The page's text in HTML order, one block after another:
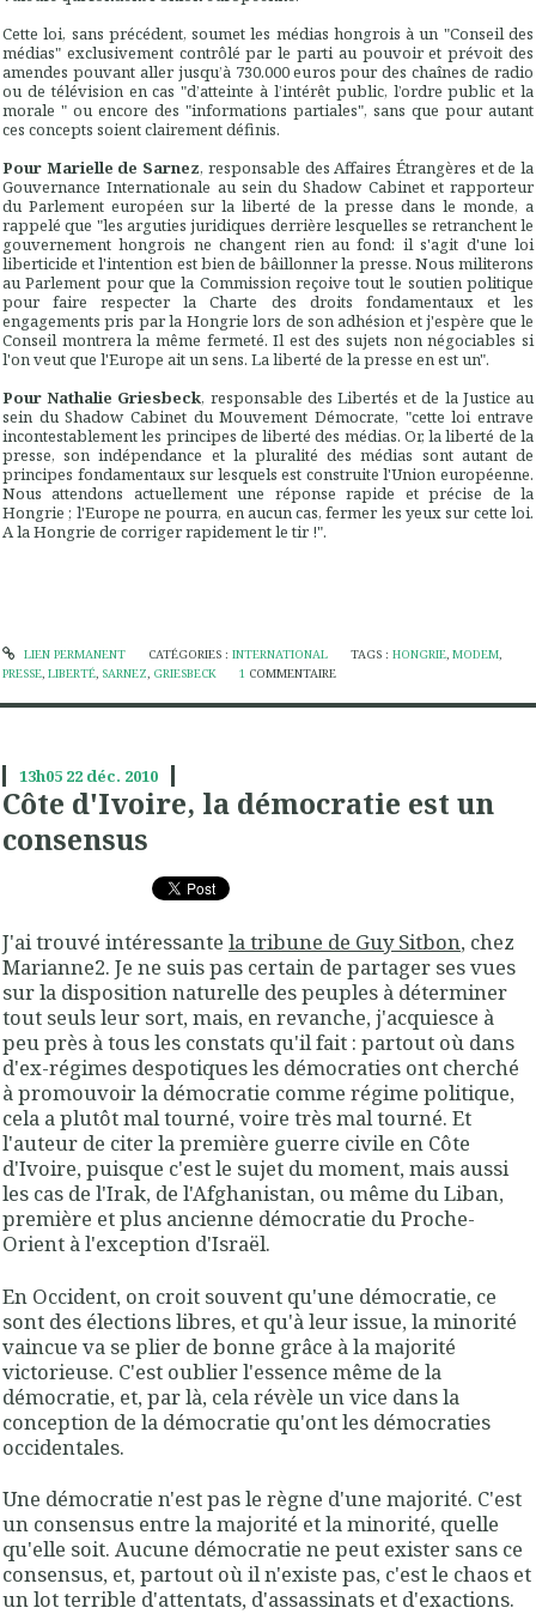
Cette loi, sans précédent, soumet les médias hongrois à un "Conseil des
médias" exclusivement contrôlé par le parti au pouvoir et prévoit des
amendes pouvant aller jusqu’à 730.000 euros pour des chaînes de radio
ou de télévision en cas "d’atteinte à l’intérêt public, l’ordre public et la
morale " ou encore des "informations partiales", sans que pour autant
ces concepts soient clairement définis.
Pour Marielle de Sarnez, responsable des Affaires Étrangères et de la
Gouvernance Internationale au sein du Shadow Cabinet et rapporteur
du Parlement européen sur la liberté de la presse dans le monde, a
rappelé que "les arguties juridiques derrière lesquelles se retranchent le
gouvernement hongrois ne changent rien au fond: il s'agit d'une loi
liberticide et l'intention est bien de bâillonner la presse. Nous militerons
au Parlement pour que la Commission reçoive tout le soutien politique
pour faire respecter la Charte des droits fondamentaux et les
engagements pris par la Hongrie lors de son adhésion et j'espère que le
Conseil montrera la même fermeté. Il est des sujets non négociables si
l'on veut que l'Europe ait un sens. La liberté de la presse en est un".
Pour Nathalie Griesbeck, responsable des Libertés et de la Justice au
sein du Shadow Cabinet du Mouvement Démocrate, "cette loi entrave
incontestablement les principes de liberté des médias. Or, la liberté de la
presse, son indépendance et la pluralité des médias sont autant de
principes fondamentaux sur lesquels est construite l'Union européenne.
Nous attendons actuellement une réponse rapide et précise de la
Hongrie ; l'Europe ne pourra, en aucun cas, fermer les yeux sur cette loi.
A la Hongrie de corriger rapidement le tir !".
LIEN PERMANENT CATÉGORIES : INTERNATIONAL TAGS :HONGRIE,MODEM,
PRESSE, LIBERTÉ, SARNEZ, GRIESBECK 1 COMMENTAIRE
13h05 22 déc. 2010
Côte d'Ivoire, la démocratie est un
consensus
J'ai trouvé intéressante la tribune de Guy Sitbon, chez
Marianne2. Je ne suis pas certain de partager ses vues
sur la disposition naturelle des peuples à déterminer
tout seuls leur sort, mais, en revanche, j'acquiesce à
peu près à tous les constats qu'il fait : partout où dans
d'ex-régimes despotiques les démocraties ont cherché
à promouvoir la démocratie comme régime politique,
cela a plutôt mal tourné, voire très mal tourné. Et
l'auteur de citer la première guerre civile en Côte
d'Ivoire, puisque c'est le sujet du moment, mais aussi
les cas de l'Irak, de l'Afghanistan, ou même du Liban,
première et plus ancienne démocratie du Proche-
Orient à l'exception d'Israël.
En Occident, on croit souvent qu'une démocratie, ce
sont des élections libres, et qu'à leur issue, la minorité
vaincue va se plier de bonne grâce à la majorité
victorieuse. C'est oublier l'essence même de la
démocratie, et, par là, cela révèle un vice dans la
conception de la démocratie qu'ont les démocraties
occidentales.
Une démocratie n'est pas le règne d'une majorité. C'est
un consensus entre la majorité et la minorité, quelle
qu'elle soit. Aucune démocratie ne peut exister sans ce
consensus, et, partout où il n'existe pas, c'est le chaos et
un lot terrible d'attentats, d'assassinats et d'exactions.